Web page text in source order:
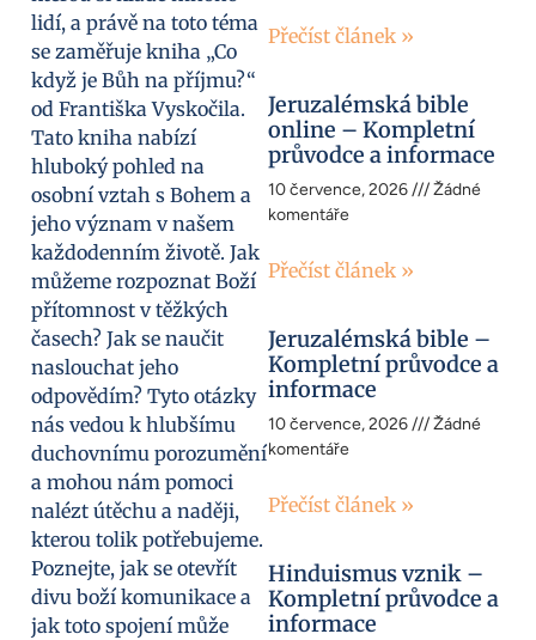
lidí, a právě na toto téma
se zaměřuje kniha „Co
když je Bůh na příjmu?“
od Františka Vyskočila.
Tato kniha nabízí
hluboký pohled na
osobní vztah s Bohem a
jeho význam v našem
každodenním životě. Jak
můžeme rozpoznat Boží
přítomnost v těžkých
časech? Jak se naučit
naslouchat jeho
odpovědím? Tyto otázky
nás vedou k hlubšímu
duchovnímu porozumění
a mohou nám pomoci
nalézt útěchu a naději,
kterou tolik potřebujeme.
Poznejte, jak se otevřít
divu boží komunikace a
jak toto spojení může
Přečíst článek »
Jeruzalémská bible
online – Kompletní
průvodce a informace
10 července, 2026
Žádné
komentáře
Přečíst článek »
Jeruzalémská bible –
Kompletní průvodce a
informace
10 července, 2026
Žádné
komentáře
Přečíst článek »
Hinduismus vznik –
Kompletní průvodce a
informace